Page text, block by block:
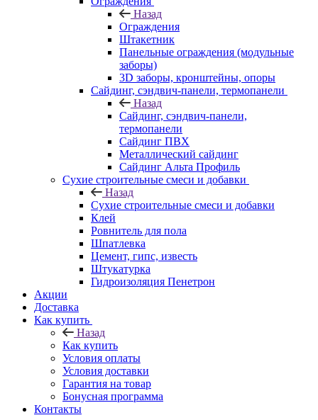
Назад
Ограждения
Штакетник
Панельные ограждения (модульные
заборы)
3D заборы, кронштейны, опоры
Cайдинг, сэндвич-панели, термопанели
Назад
Cайдинг, сэндвич-панели,
термопанели
Сайдинг ПВХ
Металлический сайдинг
Сайдинг Альта Профиль
Сухие строительные смеси и добавки
Назад
Сухие строительные смеси и добавки
Клей
Ровнитель для пола
Шпатлевка
Цемент, гипс, известь
Штукатурка
Гидроизоляция Пенетрон
Акции
Доставка
Как купить
Назад
Как купить
Условия оплаты
Условия доставки
Гарантия на товар
Бонусная программа
Контакты